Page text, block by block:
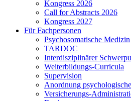
Kongress 2026
Call for Abstracts 2026
Kongress 2027
Für Fachpersonen
Psychosomatische Medizin
TARDOC
Interdisziplinärer
Weiterbildungs-Curricula
Supervision
Anordnung
Versicherungs-